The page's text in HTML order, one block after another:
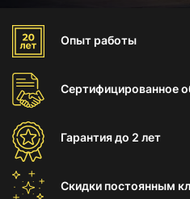
Опыт работы
Сертифицированное
Гарантиядо 2 лет
Скидки постоянным